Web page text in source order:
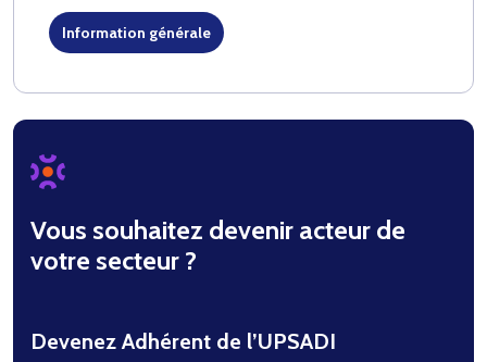
Information générale
Vous souhaitez devenir acteur de
votre secteur ?
Devenez Adhérent de l’UPSADI